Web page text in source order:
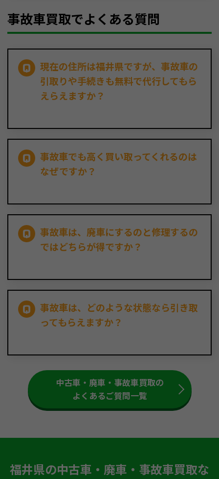
事故車買取でよくある質問
現在の住所は福井県ですが、事故車の
引取りや手続きも無料で代行してもら
えらえますか？
事故車でも高く買い取ってくれるのは
なぜですか？
事故車は、廃車にするのと修理するの
ではどちらが得ですか？
事故車は、どのような状態なら引き取
ってもらえますか？
中古車・廃車・事故車買取の
よくあるご質問一覧
福井県の中古車・廃車・事故車買取な